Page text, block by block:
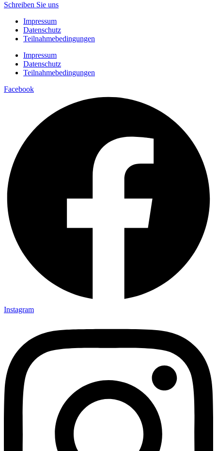
Schreiben Sie uns
Impressum
Datenschutz
Teilnahmebedingungen
Impressum
Datenschutz
Teilnahmebedingungen
Facebook
Instagram